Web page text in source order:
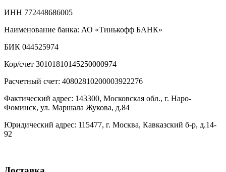
ИНН 772448686005
Наименование банка: АО «Тинькофф БАНК»
БИК 044525974
Кор/счет 30101810145250000974
Расчетный счет: 40802810200003922276
Фактический адрес: 143300, Московская обл., г. Наро-
Фоминск, ул. Маршала Жукова, д.84
Юридический адрес: 115477, г. Москва, Кавказский б-р, д.14-
92